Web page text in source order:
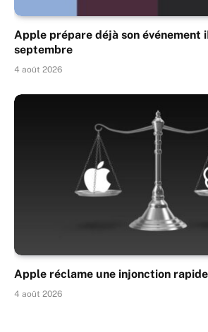
Apple prépare déjà son événement
septembre
4 août 2026
Apple réclame une injonction
4 août 2026